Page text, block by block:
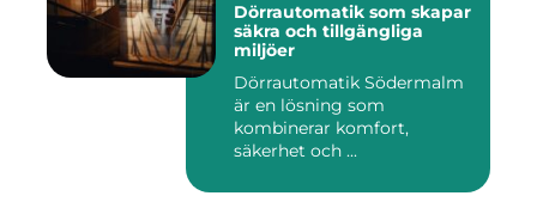
Dörrautomatik som skapar
säkra och tillgängliga
miljöer
Dörrautomatik Södermalm
är en lösning som
kombinerar komfort,
säkerhet och ...